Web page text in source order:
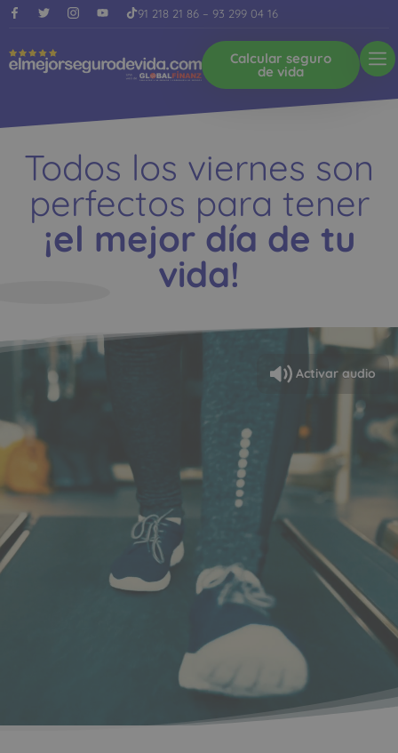
91 218 21 86 – 93 299 04 16
Calcular seguro
de vida
Todos los viernes son
perfectos para tener
¡el mejor día de tu
vida!
Activar audio